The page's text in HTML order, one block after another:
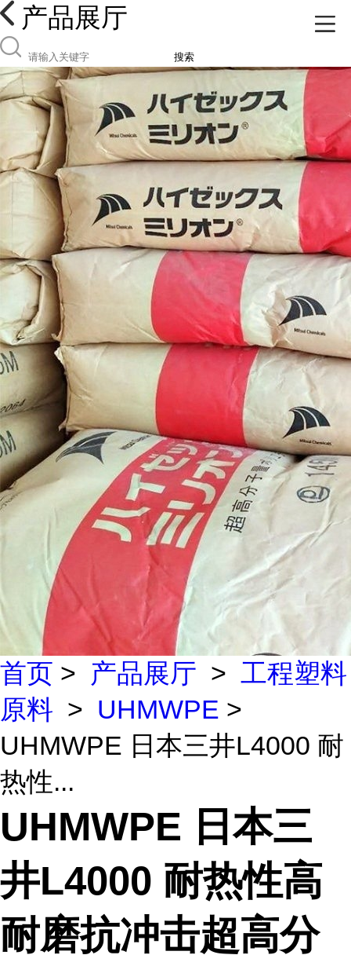
产品展厅
搜索
首页 > 产品展厅 > 工程塑料
原料 > UHMWPE >
UHMWPE 日本三井L4000 耐
热性...
UHMWPE 日本三
井L4000 耐热性高
耐磨抗冲击超高分